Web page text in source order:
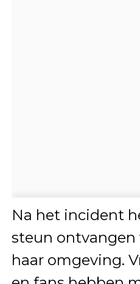
Na het incident
steun
haar omgeving.